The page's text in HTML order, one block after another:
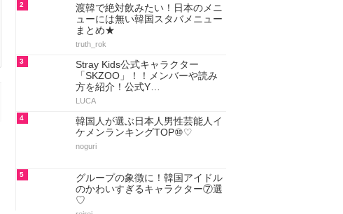
2
渡韓で絶対飲みたい！日本のメニ
ューには無い韓国スタバメニュー
まとめ★
truth_rok
3
Stray Kids公式キャラクター
「SKZOO」！！メンバーや読み
方を紹介！公式Y…
LUCA
4
韓国人が選ぶ日本人男性芸能人イ
ケメンランキングTOP⑩♡
noguri
5
グループの象徴に！韓国アイドル
のかわいすぎるキャラクター⑦選
♡